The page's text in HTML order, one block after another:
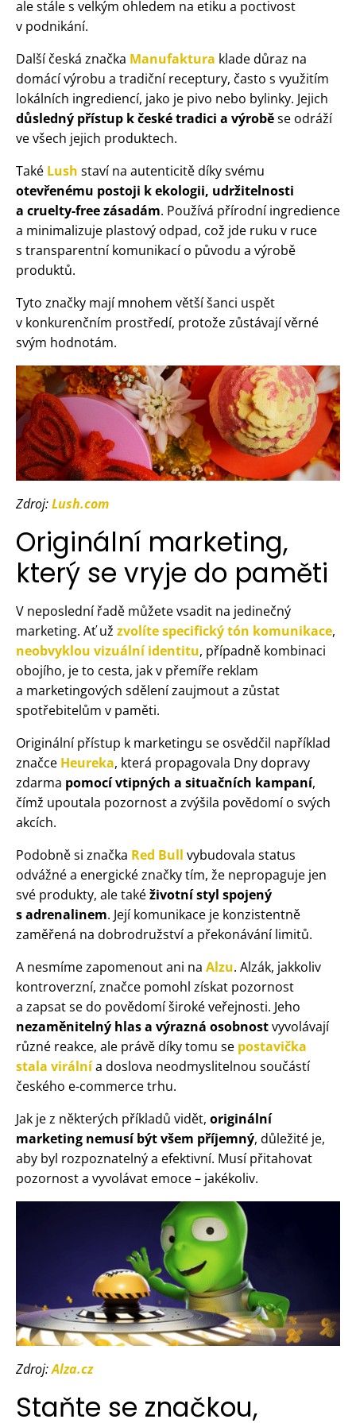
ale stále s velkým ohledem na etiku a poctivost
v podnikání.
Další česká značka Manufaktura klade důraz na
domácí výrobu a tradiční receptury, často s využitím
lokálních ingrediencí, jako je pivo nebo bylinky. Jejich
důsledný přístup k české tradici a výroběse odráží
ve všech jejich produktech.
Také Lush staví na autenticitě díky svému
otevřenému postoji k ekologii, udržitelnosti
a cruelty-free zásadám. Používá přírodní ingredience
a minimalizuje plastový odpad, což jde ruku v ruce
s transparentní komunikací o původu a výrobě
produktů.
Tyto značky mají mnohem větší šanci uspět
v konkurenčním prostředí, protože zůstávají věrné
svým hodnotám.
Zdroj:Lush.com
Originální marketing,
který se vryje do paměti
V neposlední řadě můžete vsadit na jedinečný
marketing. Ať už zvolíte specifický tón komunikace,
neobvyklou vizuální identitu, případně kombinaci
obojího, je to cesta, jak v přemíře reklam
a marketingových sdělení zaujmout a zůstat
spotřebitelům v paměti.
Originální přístup k marketingu se osvědčil například
značce Heureka, která propagovala Dny dopravy
zdarma pomocí vtipných a situačních kampaní,
čímž upoutala pozornost a zvýšila povědomí o svých
akcích.
Podobně si značka Red Bull vybudovala status
odvážné a energické značky tím, že nepropaguje jen
své produkty, ale takéživotní styl spojený
s adrenalinem. Její komunikace je konzistentně
zaměřená na dobrodružství a překonávání limitů.
A nesmíme zapomenout ani na Alzu. Alzák, jakkoliv
kontroverzní, značce pomohl získat pozornost
a zapsat se do povědomí široké veřejnosti. Jeho
nezaměnitelný hlas a výrazná osobnostvyvolávají
různé reakce, ale právě díky tomu se postavička
stala virálnía doslova neodmyslitelnou součástí
českého e-commerce trhu.
Jak je z některých příkladů vidět, originální
marketing nemusí být všem příjemný, důležité je,
aby byl rozpoznatelný a efektivní. Musí přitahovat
pozornost a vyvolávat emoce – jakékoliv.
Zdroj:Alza.cz
Staňte se značkou,